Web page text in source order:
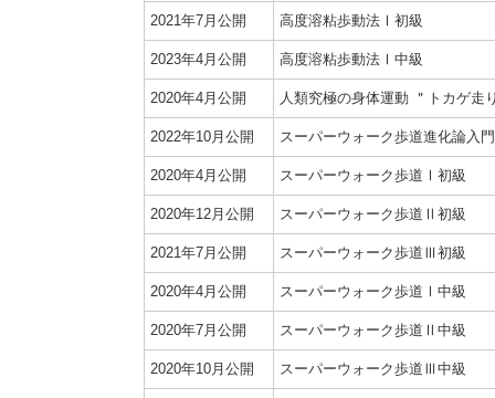
2021年7月公開 高度溶粘歩動法Ⅰ初級
2023年4月公開 高度溶粘歩動法Ⅰ中級
2020年4月公開 人類究極の身体運動 ＂トカゲ走
2022年10月公開 スーパーウォーク歩道進化論入門
2020年4月公開 スーパーウォーク歩道Ⅰ初級
2020年12月公開 スーパーウォーク歩道Ⅱ初級
2021年7月公開 スーパーウォーク歩道Ⅲ初級
2020年4月公開 スーパーウォーク歩道Ⅰ中級
2020年7月公開 スーパーウォーク歩道Ⅱ中級
2020年10月公開 スーパーウォーク歩道Ⅲ中級